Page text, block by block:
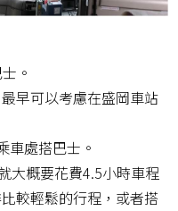
。
早可以考慮在盛岡車站
車處搭巴士。
大概要花費4.5小時車程
較輕鬆的行程，或者搭